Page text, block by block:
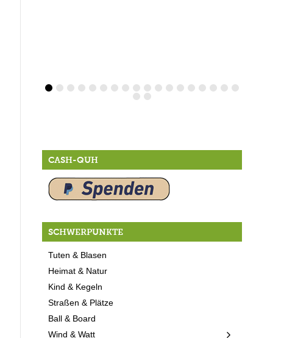
CASH-QUH
SCHWERPUNKTE
Tuten & Blasen
Heimat & Natur
Kind & Kegeln
Straßen & Plätze
Ball & Board
Wind & Watt